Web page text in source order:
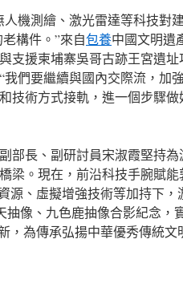
機測繪、激光雷達等科技對
構件。”來自包養中國文明遺
支援柬埔寨吳哥古跡王宮遺
們要繼續與國內交際流，加
技術方式接軌，進一個步驟做
部長、副研討員宋淑霞堅持
梁。現在，前沿科技手腕賦能
源、虛擬增強技術等加持下
抽像、九色鹿抽像合影紀念，
，為傳承弘揚中華優秀傳統文